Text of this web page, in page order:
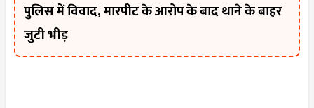
पुलिस में विवाद, मारपीट के आरोप के बाद थाने के बाहर
जुटी भीड़